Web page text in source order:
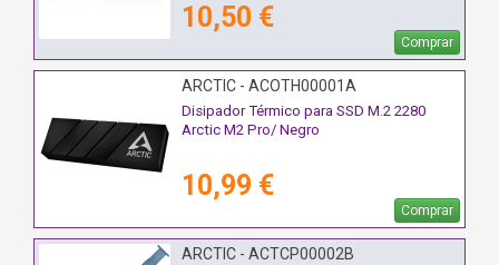
10,50 €
Comprar
ARCTIC - ACOTH00001A
Disipador Térmico para SSD M.2 2280
Arctic M2 Pro/ Negro
10,99 €
Comprar
ARCTIC - ACTCP00002B